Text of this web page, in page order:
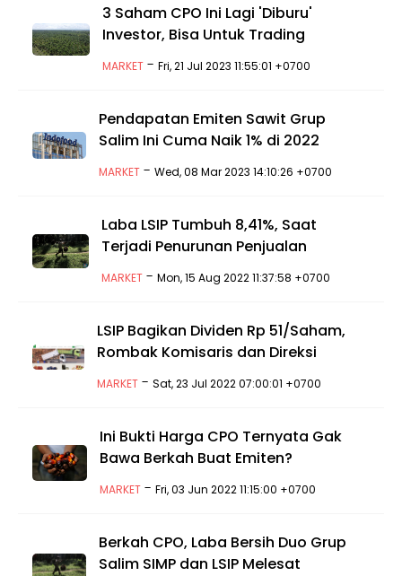
3 Saham CPO Ini Lagi 'Diburu'
Investor, Bisa Untuk Trading
MARKET -Fri, 21 Jul 2023 11:55:01 +0700
Pendapatan Emiten Sawit Grup
Salim Ini Cuma Naik 1% di 2022
MARKET -Wed, 08 Mar 2023 14:10:26 +0700
Laba LSIP Tumbuh 8,41%, Saat
Terjadi Penurunan Penjualan
MARKET -Mon, 15 Aug 2022 11:37:58 +0700
LSIP Bagikan Dividen Rp 51/Saham,
Rombak Komisaris dan Direksi
MARKET- Sat, 23 Jul 2022 07:00:01 +0700
Ini Bukti Harga CPO Ternyata Gak
Bawa Berkah Buat Emiten?
MARKET -Fri, 03 Jun 2022 11:15:00 +0700
Berkah CPO, Laba Bersih Duo Grup
Salim SIMP dan LSIP Melesat